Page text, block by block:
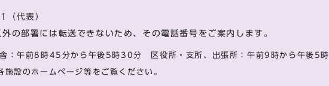
代表）
外の部署には転送できないため、その電話番号をご案内します。
舎：午前8時45分から午後5時30分 区役所・支所、出張所：午前9時から午後5時
施設のホームページ等をご覧ください。